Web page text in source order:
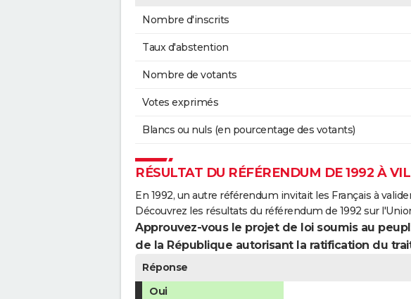
Nombre d'inscrits
Taux d'abstention
Nombre de votants
Votes exprimés
Blancs ou nuls (en pourcentage des votants)
RÉSULTAT DU RÉFÉRENDUM DE 1992 À
En 1992, un autre référendum invitait les Français à
Découvrez les résultats du référendum de 1992 sur
Approuvez-vous le projet de loi soumis au
de la République autorisant la ratification du
Réponse
Oui